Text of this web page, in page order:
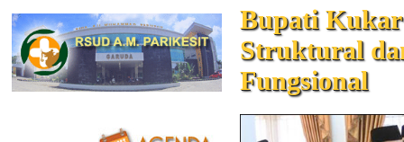
Bupati
Struktural
Fungsional